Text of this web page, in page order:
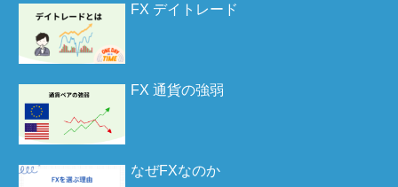
FX デイトレード
FX 通貨の強弱
なぜFXなのか